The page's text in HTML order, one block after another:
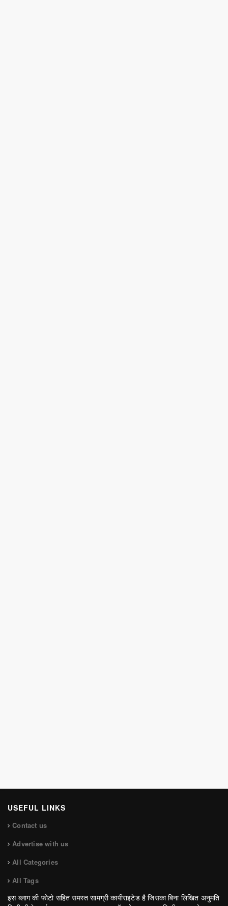
USEFUL LINKS
Contact us
Advertise with us
All Categories
All Tags
इस ब्लाग की फोटो सहित समस्त सामग्री कापीराइटेड है जिसका बिना लिखित अनुमति